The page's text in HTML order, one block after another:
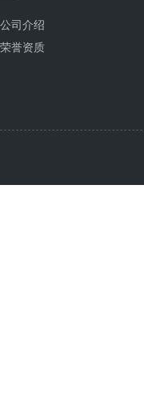
公司介绍
荣誉资质